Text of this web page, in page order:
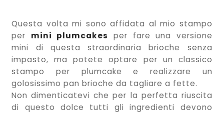
Questa volta mi sono affidata al mio stampo
per mini plumcakes
per fare una versione
mini di questa straordinaria brioche senza
impasto, ma potete optare per un classico
stampo per plumcake e realizzare un
golosissimo pan brioche da tagliare a fette.
Non dimenticatevi che per la perfetta riuscita
di questo dolce tutti gli ingredienti devono